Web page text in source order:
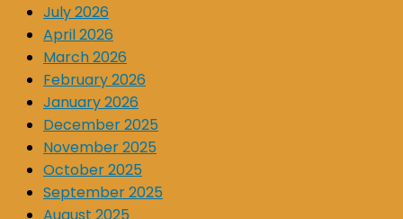
July 2026
April 2026
March 2026
February 2026
January 2026
December 2025
November 2025
October 2025
September 2025
August 2025